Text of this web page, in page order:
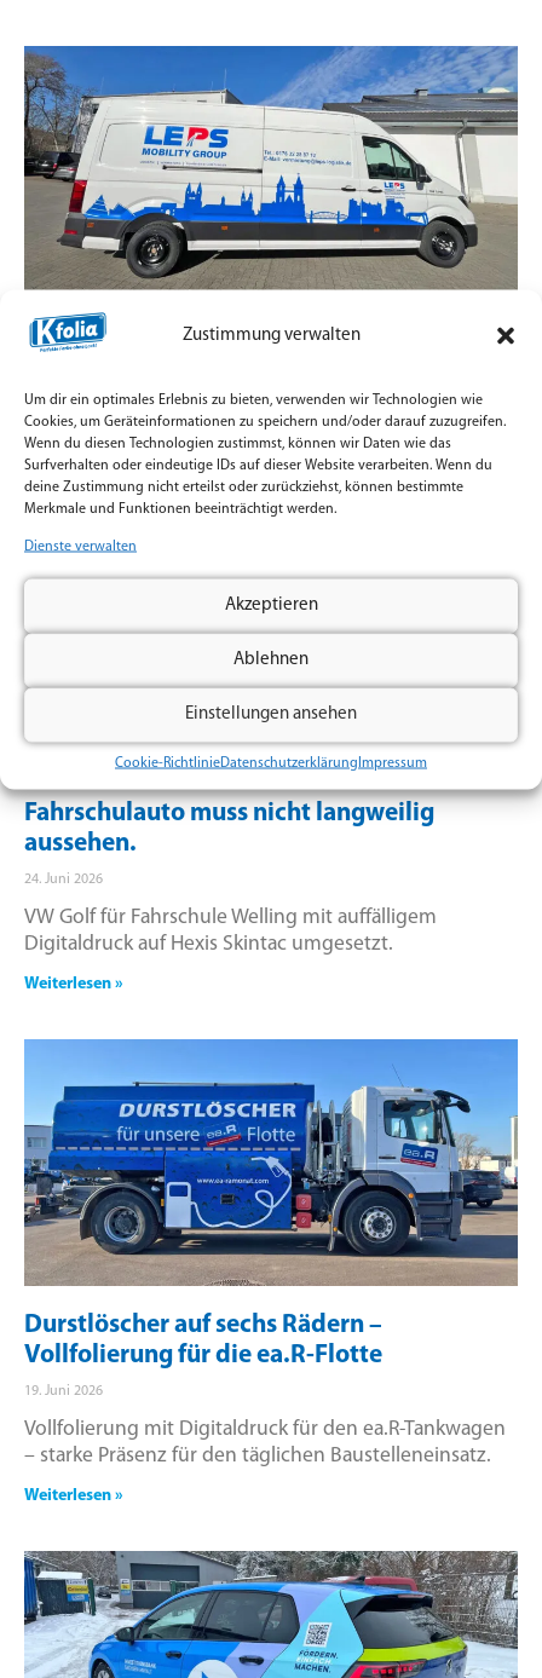
Zustimmung verwalten
Um dir ein optimales Erlebnis zu bieten, verwenden wir Technologien wie
Cookies, um Geräteinformationen zu speichern und/oder darauf zuzugreifen.
Wenn du diesen Technologien zustimmst, können wir Daten wie das
Surfverhalten oder eindeutige IDs auf dieser Website verarbeiten. Wenn du
deine Zustimmung nicht erteilst oder zurückziehst, können bestimmte
Merkmale und Funktionen beeinträchtigt werden.
Dienste verwalten
Akzeptieren
Ablehnen
Einstellungen ansehen
Cookie-RichtlinieDatenschutzerklärung Impressum
Magdeburger Skyline auf dem Transporter.
Flottenbeschriftung für LEPS Mobility Group mit
Magdeburger Skyline auf Orafol Oracal 751C.
Weiterlesen »
Fahrschulauto muss nicht langweilig
aussehen.
24. Juni 2026
VW Golf für Fahrschule Welling mit auffälligem
Digitaldruck auf Hexis Skintac umgesetzt.
Weiterlesen »
Durstlöscher auf sechs Rädern –
Vollfolierung für die ea.R-Flotte
19. Juni 2026
Vollfolierung mit Digitaldruck für den ea.R-Tankwagen
– starke Präsenz für den täglichen Baustelleneinsatz.
Weiterlesen »